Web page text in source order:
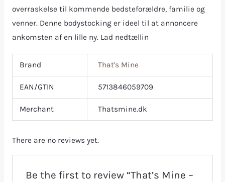
overraskelse til kommende bedsteforældre, familie og
venner. Denne bodystocking er ideel til at annoncere
ankomsten af en lille ny. Lad nedtællin
Brand That's Mine
EAN/GTIN 5713846059709
Merchant Thatsmine.dk
There are no reviews yet.
Be the first to review “That’s Mine –